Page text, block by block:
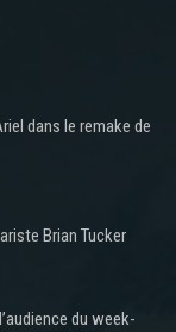
dans le remake de
Brian Tucker
du week-